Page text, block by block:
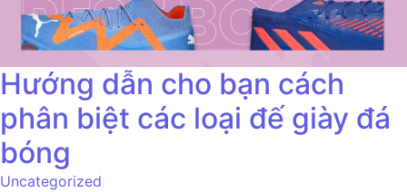
Hướng dẫn cho bạn cách
phân biệt các loại đế giày đá
bóng
Uncategorized